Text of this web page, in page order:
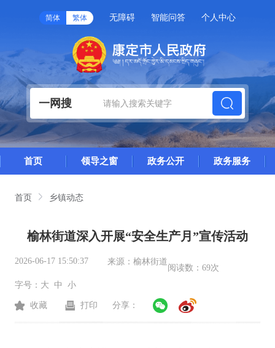
简体 繁体 无障碍 智能问答 个人中心
一网搜
首页 领导之窗 政务公开 政务服务
首页 乡镇动态
榆林街道深入开展“安全生产月”宣传活动
2026-06-17 15:50:37 来源： 榆林街道
阅读数： 69次
字号： 大 中 小
收藏 打印 分享：